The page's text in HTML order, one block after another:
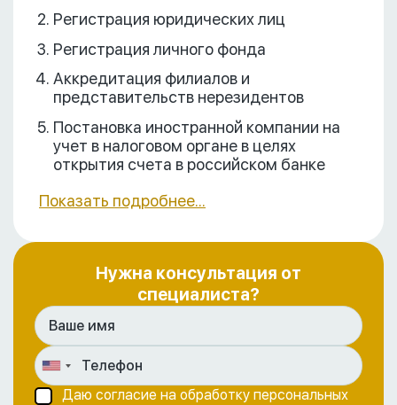
Регистрация юридических лиц
Регистрация личного фонда
Аккредитация филиалов и
представительств нерезидентов
Постановка иностранной компании на
учет в налоговом органе в целях
открытия счета в российском банке
Показать подробнее...
Нужна консультация от
специалиста?
Даю согласие на обработку персональных